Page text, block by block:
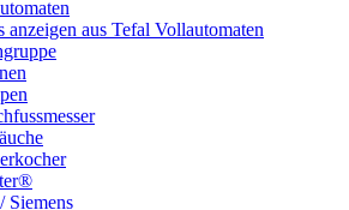
anzeigen aus Tefal Vollautomaten
Siemens